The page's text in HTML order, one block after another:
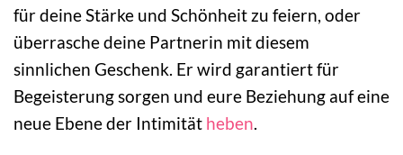
für deine Stärke und Schönheit zu feiern, oder
überrasche deine Partnerin mit diesem
sinnlichen Geschenk. Er wird garantiert für
Begeisterung sorgen und eure Beziehung auf eine
neue Ebene der Intimität heben.